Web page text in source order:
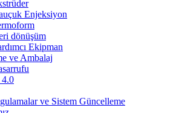
Enjeksiyon
dönüşüm
Ekipman
ve Ambalaj
4.0
ve Sistem Güncelleme